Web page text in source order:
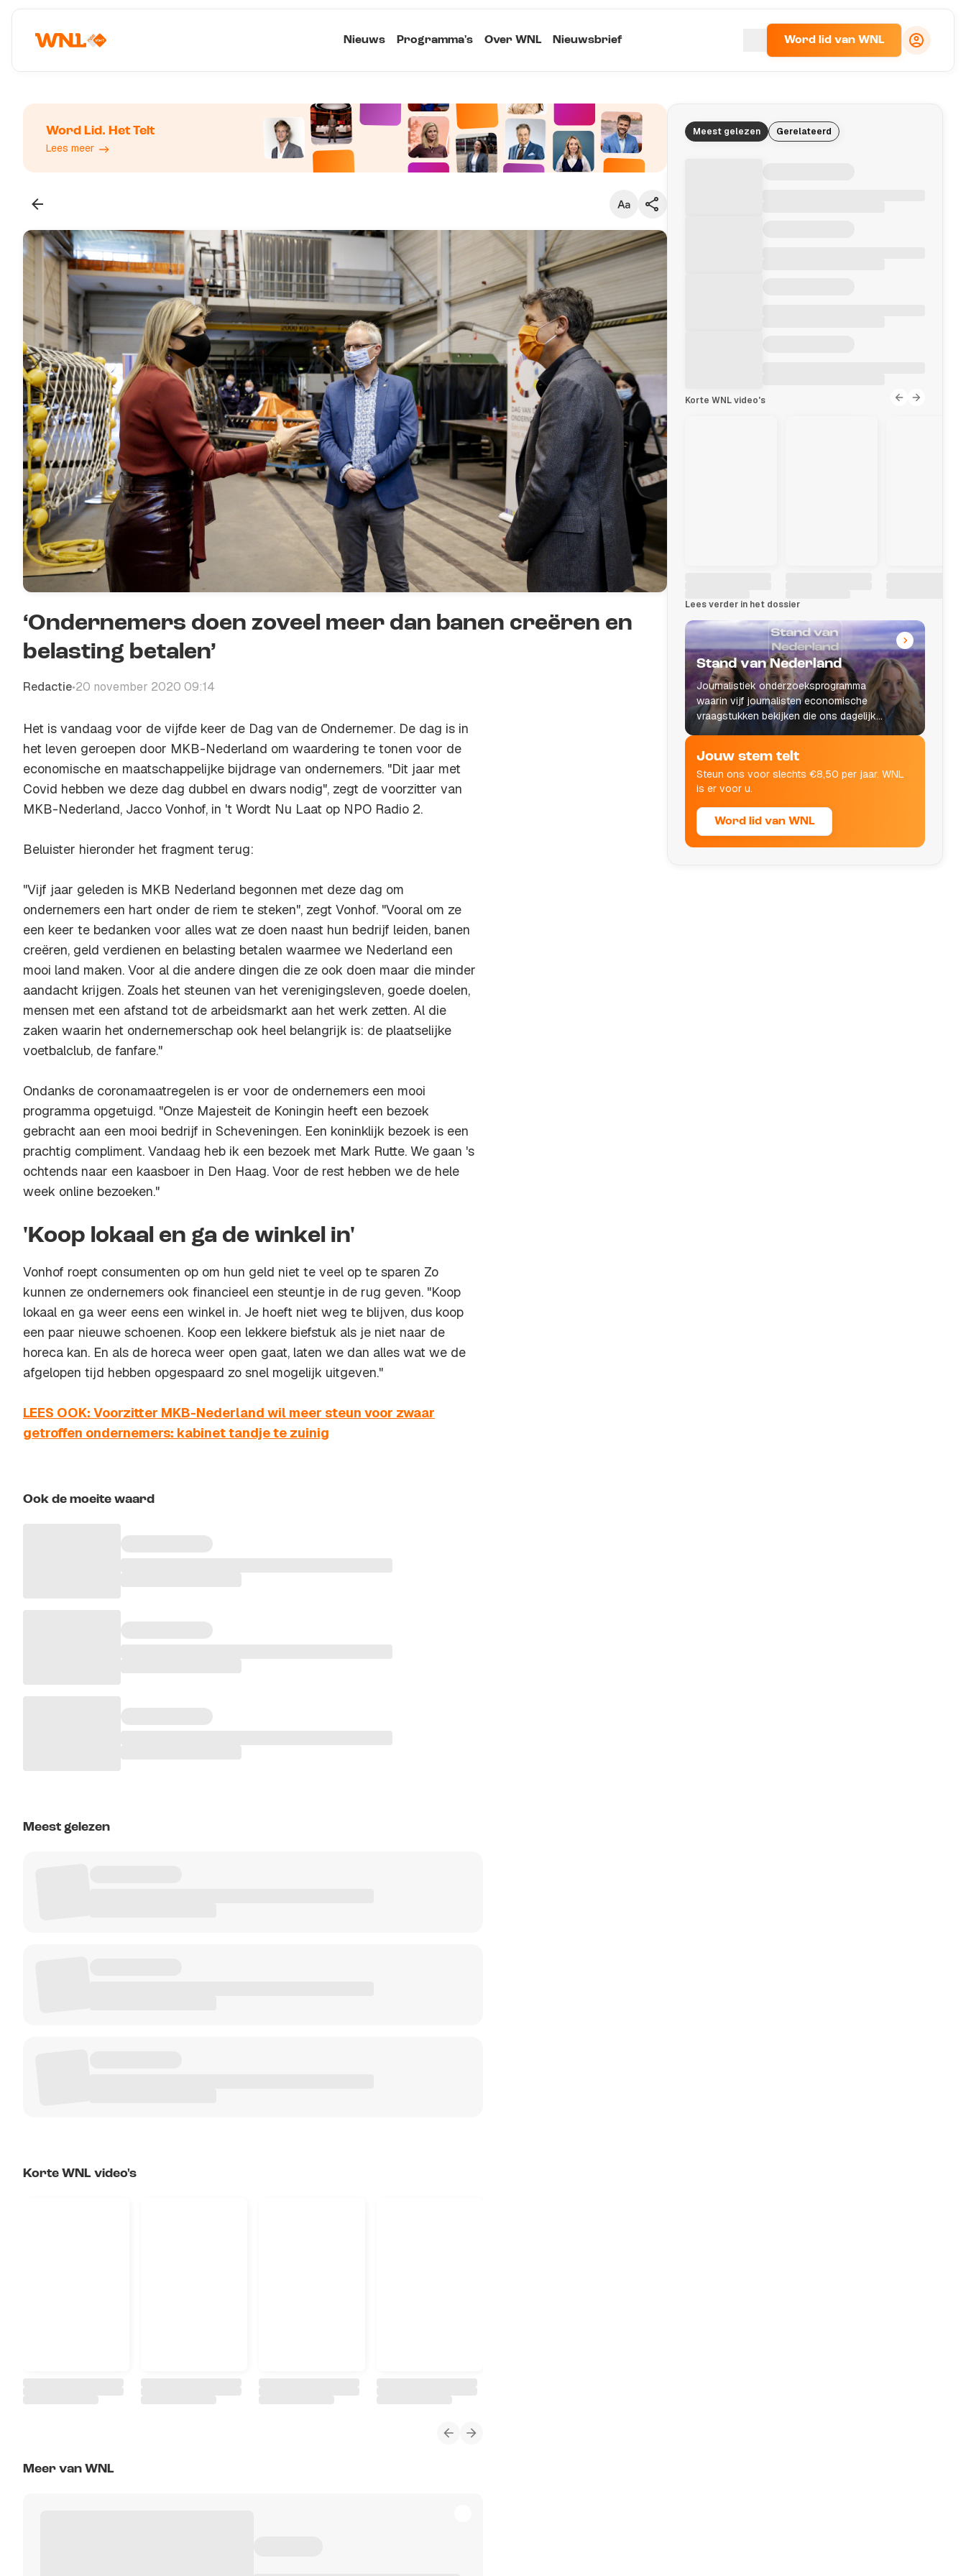
Nieuws Programma's Over WNL Nieuwsbrief Word lid van WNL
Word Lid. Het Telt
Lees meer
Klein
Groot
Kopieer link
‘Ondernemers doen zoveel meer dan banen creëren en
belasting betalen’
Redactie•20 november 2020 09:14
Het is vandaag voor de vijfde keer de Dag van de Ondernemer. De dag is in
het leven geroepen door MKB-Nederland om waardering te tonen voor de
economische en maatschappelijke bijdrage van ondernemers. "Dit jaar met
Covid hebben we deze dag dubbel en dwars nodig", zegt de voorzitter van
MKB-Nederland, Jacco Vonhof, in 't Wordt Nu Laat op NPO Radio 2.
Beluister hieronder het fragment terug:
"Vijf jaar geleden is MKB Nederland begonnen met deze dag om
ondernemers een hart onder de riem te steken", zegt Vonhof. "Vooral om ze
een keer te bedanken voor alles wat ze doen naast hun bedrijf leiden, banen
creëren, geld verdienen en belasting betalen waarmee we Nederland een
mooi land maken. Voor al die andere dingen die ze ook doen maar die minder
aandacht krijgen. Zoals het steunen van het verenigingsleven, goede doelen,
mensen met een afstand tot de arbeidsmarkt aan het werk zetten. Al die
zaken waarin het ondernemerschap ook heel belangrijk is: de plaatselijke
voetbalclub, de fanfare."
Ondanks de coronamaatregelen is er voor de ondernemers een mooi
programma opgetuigd. "Onze Majesteit de Koningin heeft een bezoek
gebracht aan een mooi bedrijf in Scheveningen. Een koninklijk bezoek is een
prachtig compliment. Vandaag heb ik een bezoek met Mark Rutte. We gaan 's
ochtends naar een kaasboer in Den Haag. Voor de rest hebben we de hele
week online bezoeken."
'Koop lokaal en ga de winkel in'
Vonhof roept consumenten op om hun geld niet te veel op te sparen Zo
kunnen ze ondernemers ook financieel een steuntje in de rug geven. "Koop
lokaal en ga weer eens een winkel in. Je hoeft niet weg te blijven, dus koop
een paar nieuwe schoenen. Koop een lekkere biefstuk als je niet naar de
horeca kan. En als de horeca weer open gaat, laten we dan alles wat we de
afgelopen tijd hebben opgespaard zo snel mogelijk uitgeven."
LEES OOK: Voorzitter MKB-Nederland wil meer steun voor zwaar
getroffen ondernemers: kabinet tandje te zuinig
Ook de moeite waard
Meest gelezen
Korte WNL video's
Meer van WNL
Meest gelezen Gerelateerd
Korte WNL video's
Lees verder in het dossier
Stand van Nederland
Journalistiek onderzoeksprogramma
waarin vijf journalisten economische
vraagstukken bekijken die ons dagelijks
leven raken.
Jouw stem telt
Steun ons voor slechts €8,50 per jaar. WNL
is er voor u.
Word lid van WNL